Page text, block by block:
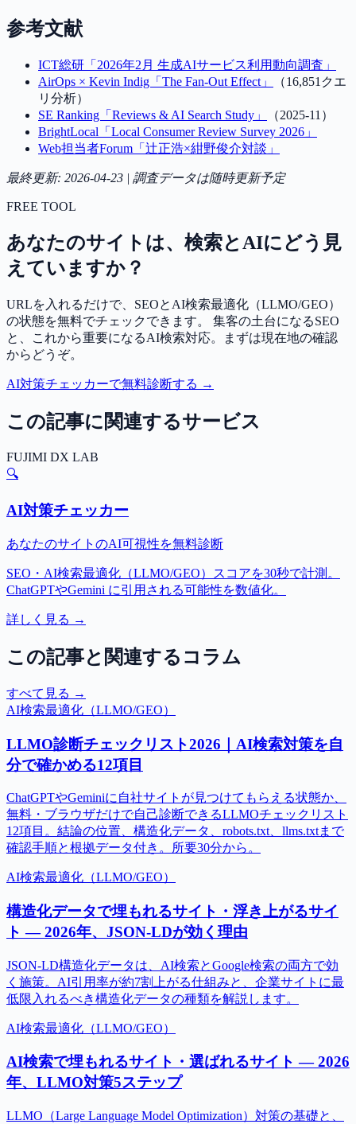
参考文献
ICT総研「2026年2月 生成AIサービス利用動向調査」
AirOps × Kevin Indig「The Fan-Out Effect」
（16,851クエ
リ分析）
SE Ranking「Reviews & AI Search Study」
（2025-11）
BrightLocal「Local Consumer Review Survey 2026」
Web担当者Forum「辻正浩×紺野俊介対談」
最終更新: 2026-04-23 | 調査データは随時更新予定
FREE TOOL
あなたのサイトは、検索とAIにどう見
えていますか？
URLを入れるだけで、SEOとAI検索最適化（LLMO/GEO）
の状態を無料でチェックできます。 集客の土台になるSEO
と、これから重要になるAI検索対応。まずは現在地の確認
からどうぞ。
AI対策チェッカーで無料診断する →
この記事に関連するサービス
FUJIMI DX LAB
🔍
AI対策チェッカー
あなたのサイトのAI可視性を無料診断
SEO・AI検索最適化（LLMO/GEO）スコアを30秒で計測。
ChatGPTやGemini に引用される可能性を数値化。
詳しく見る →
この記事と関連するコラム
すべて見る →
AI検索最適化（LLMO/GEO）
LLMO診断チェックリスト2026｜AI検索対策を自
分で確かめる12項目
ChatGPTやGeminiに自社サイトが見つけてもらえる状態か、
無料・ブラウザだけで自己診断できるLLMOチェックリスト
12項目。結論の位置、構造化データ、robots.txt、llms.txtまで
確認手順と根拠データ付き。所要30分から。
AI検索最適化（LLMO/GEO）
構造化データで埋もれるサイト・浮き上がるサイ
ト — 2026年、JSON-LDが効く理由
JSON-LD構造化データは、AI検索とGoogle検索の両方で効
く施策。AI引用率が約7割上がる仕組みと、企業サイトに最
低限入れるべき構造化データの種類を解説します。
AI検索最適化（LLMO/GEO）
AI検索で埋もれるサイト・選ばれるサイト — 2026
年、LLMO対策5ステップ
LLMO（Large Language Model Optimization）対策の基礎と、